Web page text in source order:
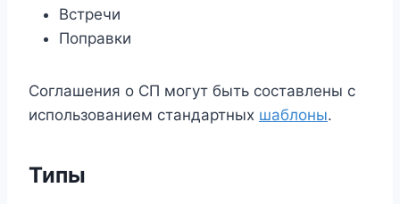
Встречи
Поправки
Соглашения о СП могут быть составлены с
использованием стандартных шаблоны.
Типы